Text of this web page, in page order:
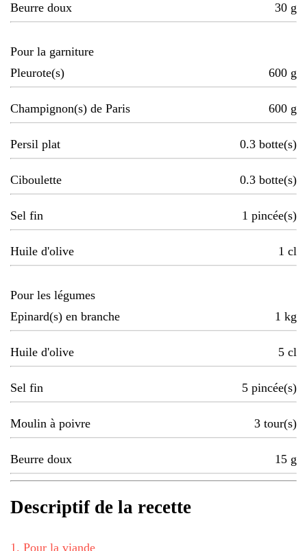
Beurre doux 30 g
Pour la garniture
Pleurote(s)
600 g
Champignon(s) de Paris 600 g
Persil plat 0.3 botte(s)
Ciboulette 0.3 botte(s)
Sel fin 1 pincée(s)
Huile d'olive 1 cl
Pour les légumes
Epinard(s) en branche
1 kg
Huile d'olive 5 cl
Sel fin 5 pincée(s)
Moulin à poivre 3 tour(s)
Beurre doux 15 g
Descriptif de la recette
1 . Pour la viande